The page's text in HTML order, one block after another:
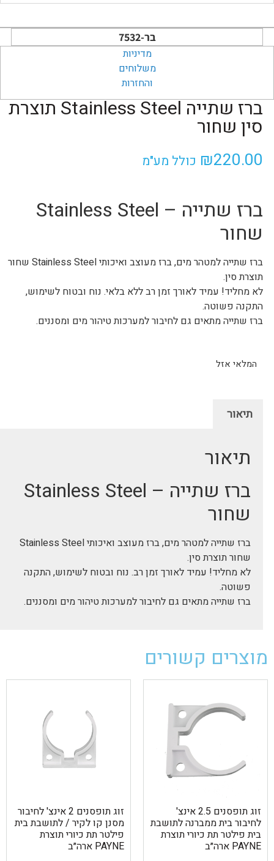
בר-7532
מדיניות
משלוחים
והחזרות
ברז שתייה Stainless Steel תוצרת
סין שחור
₪220.00 כולל מע"מ
ברז שתייה – Stainless Steel
שחור
ברז שתייה למטהר מים, ברז מעוצב ואיכותי Stainless Steel שחור
תוצרת סין.
לא מחליד! עמיד לאורך זמן רב ללא בלאי. נוח ובטוח לשימוש,
התקנה פשוטה.
ברז שתייה מתאים גם לחיבור למערכות טיהור מים ומסננים.
המלאי אזל
תיאור
תיאור
ברז שתייה – Stainless Steel
שחור
ברז שתייה למטהר מים, ברז מעוצב ואיכותי Stainless Steel
שחור תוצרת סין.
לא מחליד! עמיד לאורך זמן רב. נוח ובטוח לשימוש, התקנה
פשוטה.
ברז שתייה מתאים גם לחיבור למערכות טיהור מים ומסננים.
מוצרים קשורים
זוג תופסנים 2.5 אינצ'
לחיבור בית ממברנה לתושבת
בית פילטר תת כיורי תוצרת
PAYNE ארה״ב
זוג תופסנים 2 אינצ' לחיבור
מסנן קו לקיר / לתושבת בית
פילטר תת כיורי תוצרת
PAYNE ארה״ב